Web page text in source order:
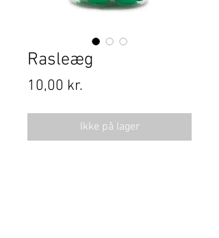
Rasleæg
10,00 kr.
Ikke på lager